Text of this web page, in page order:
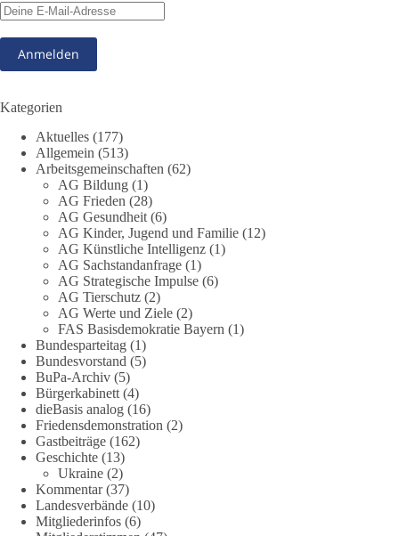
348 28
Stimmen der dieBasis – heute mit dem „Demokratie-Bestatter“
Die Energiewende ist bisher kein Erfolg, sondern ein teures,
ineffizientes Unterfangen. Dies belegt eine Auswertung der
NZZ, wonach die Energiewende den Strom nicht billiger,
sondern teurer gemacht hat.
Quelle:
https://www.nzz.ch/der-andere-blick/fehlschlag-
energiewende-warum-deutschland-trotz-rekordausbau-von-
wind-und-sonnenkraft-weniger-strom-erzeugt-ld.10006607
🟩🟩🟦🟦🟥🟥🟧🟧
„Wir brauchen dringend wettbewerbsfähige Energiepreise und
eine ideologiefreie Diskussion“, meint der Demokratie-
Bestatter.
Wie siehst du das?
🤝 Jetzt Politik für die Menschen mitgestalten:
https://diebasis.de/mitgliedschaft/
Kategorien
Aktuelles (177)
Allgemein (513)
Arbeitsgemeinschaften (62)
AG Bildung (1)
AG Frieden (28)
AG Gesundheit (6)
AG Kinder, Jugend und Familie (12)
AG Künstliche Intelligenz (1)
AG Sachstandanfrage (1)
AG Strategische Impulse (6)
AG Tierschutz (2)
AG Werte und Ziele (2)
FAS Basisdemokratie Bayern (1)
Bundesparteitag (1)
Bundesvorstand (5)
BuPa-Archiv (5)
Bürgerkabinett (4)
dieBasis analog (16)
Friedensdemonstration (2)
Gastbeiträge (162)
Geschichte (13)
Ukraine (2)
Kommentar(37)
Landesverbände (10)
Mitgliederinfos (6)